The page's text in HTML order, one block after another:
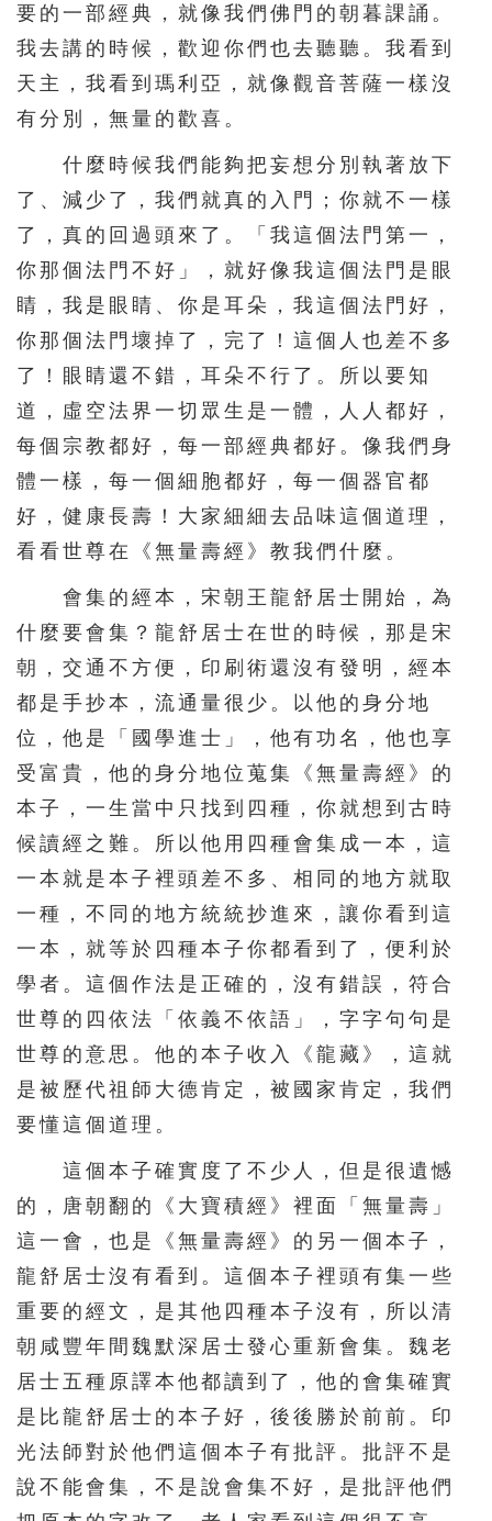
要的一部經典，就像我們佛門的朝暮課誦。
我去講的時候，歡迎你們也去聽聽。我看到
天主，我看到瑪利亞，就像觀音菩薩一樣沒
有分別，無量的歡喜。
什麼時候我們能夠把妄想分別執著放下
了、減少了，我們就真的入門；你就不一樣
了，真的回過頭來了。「我這個法門第一，
你那個法門不好」，就好像我這個法門是眼
睛，我是眼睛、你是耳朵，我這個法門好，
你那個法門壞掉了，完了！這個人也差不多
了！眼睛還不錯，耳朵不行了。所以要知
道，虛空法界一切眾生是一體，人人都好，
每個宗教都好，每一部經典都好。像我們身
體一樣，每一個細胞都好，每一個器官都
好，健康長壽！大家細細去品味這個道理，
看看世尊在《無量壽經》教我們什麼。
會集的經本，宋朝王龍舒居士開始，為
什麼要會集？龍舒居士在世的時候，那是宋
朝，交通不方便，印刷術還沒有發明，經本
都是手抄本，流通量很少。以他的身分地
位，他是「國學進士」，他有功名，他也享
受富貴，他的身分地位蒐集《無量壽經》的
本子，一生當中只找到四種，你就想到古時
候讀經之難。所以他用四種會集成一本，這
一本就是本子裡頭差不多、相同的地方就取
一種，不同的地方統統抄進來，讓你看到這
一本，就等於四種本子你都看到了，便利於
學者。這個作法是正確的，沒有錯誤，符合
世尊的四依法「依義不依語」，字字句句是
世尊的意思。他的本子收入《龍藏》，這就
是被歷代祖師大德肯定，被國家肯定，我們
要懂這個道理。
這個本子確實度了不少人，但是很遺憾
的，唐朝翻的《大寶積經》裡面「無量壽」
這一會，也是《無量壽經》的另一個本子，
龍舒居士沒有看到。這個本子裡頭有集一些
重要的經文，是其他四種本子沒有，所以清
朝咸豐年間魏默深居士發心重新會集。魏老
居士五種原譯本他都讀到了，他的會集確實
是比龍舒居士的本子好，後後勝於前前。印
光法師對於他們這個本子有批評。批評不是
說不能會集，不是說會集不好，是批評他們